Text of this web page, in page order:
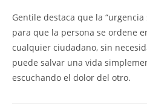
Gentile destaca que la
para que la persona se ordene
cualquier ciudadano, sin
puede salvar una vida
escuchando el dolor del otro.